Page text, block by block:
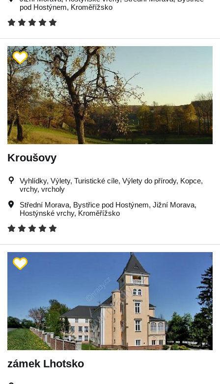
pod Hostýnem, Kroměřížsko
Kroušovy
Vyhlídky, Výlety, Turistické cíle, Výlety do přírody, Kopce,
vrchy, vrcholy
Střední Morava, Bystřice pod Hostýnem, Jižní Morava,
Hostýnské vrchy, Kroměřížsko
zámek Lhotsko